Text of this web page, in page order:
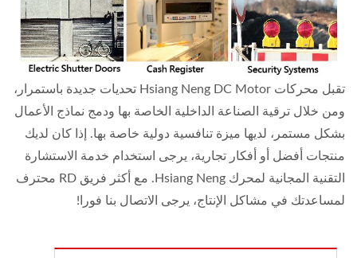
تقبل محركات Hsiang Neng DC Motor تحديات جديدة باستمرار،
ومن خلال ترقية الصناعة الداخلية الخاصة بها ودمج نماذج الأعمال
بشكل مستمر، لديها ميزة تنافسية دولية خاصة بها. إذا كان لديك
منتجات أفضل أو أفكار تجارية، يرجى استخدام خدمة الاستشارة
التقنية المجانية لمحرك Hsiang Neng. مع أكثر فريق RD محترف
لمساعدتك في مشاكل الإنتاج، يرجى الاتصال بنا فورا!